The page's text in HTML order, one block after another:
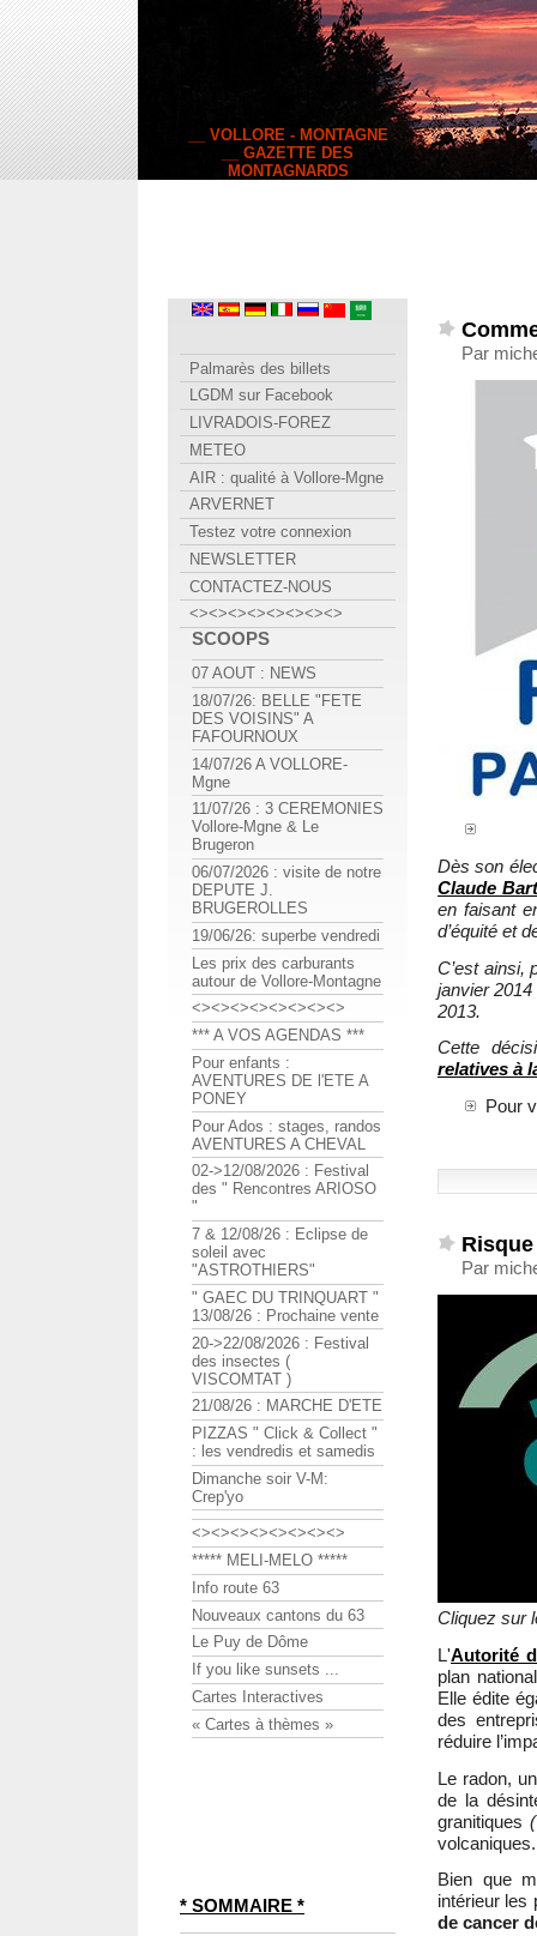
__ VOLLORE - MONTAGNE
__ GAZETTE DES
MONTAGNARDS
Par
Dès son
Claude
en faisant
d’équité et
C’est ainsi,
janvier 2014
2013.
Cette
relatives à
Pour
Par
Cliquez sur
L'Autorité
plan
Elle édite
des
réduire
Le radon,
de la
granitiques
volcaniques.
Bien que
intérieur les
de cancer
Palmarès des billets
LGDM sur Facebook
LIVRADOIS-FOREZ
METEO
AIR : qualité à Vollore-Mgne
ARVERNET
Testez votre connexion
NEWSLETTER
CONTACTEZ-NOUS
<><><><><><><><>
SCOOPS
07 AOUT : NEWS
18/07/26: BELLE "FETE
DES VOISINS" A
FAFOURNOUX
14/07/26 A VOLLORE-
Mgne
11/07/26 : 3 CEREMONIES
Vollore-Mgne & Le
Brugeron
06/07/2026 : visite de notre
DEPUTE J.
BRUGEROLLES
19/06/26: superbe vendredi
Les prix des carburants
autour de Vollore-Montagne
<><><><><><><><>
*** A VOS AGENDAS ***
Pour enfants :
AVENTURES DE l'ETE A
PONEY
Pour Ados : stages, randos
AVENTURES A CHEVAL
02->12/08/2026 : Festival
des " Rencontres ARIOSO
"
7 & 12/08/26 : Eclipse de
soleil avec
"ASTROTHIERS"
" GAEC DU TRINQUART "
13/08/26 : Prochaine vente
20->22/08/2026 : Festival
des insectes (
VISCOMTAT )
21/08/26 : MARCHE D'ETE
PIZZAS " Click & Collect "
: les vendredis et samedis
Dimanche soir V-M:
Crep'yo
<><><><><><><><>
***** MELI-MELO *****
Info route 63
Nouveaux cantons du 63
Le Puy de Dôme
If you like sunsets ...
Cartes Interactives
« Cartes à thèmes »
* SOMMAIRE *